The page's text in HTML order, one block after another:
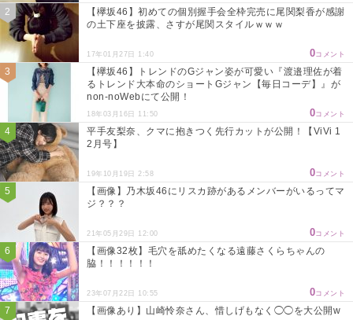
【欅坂46】初めての個別握手会全枠完売に尾関梨香が感謝
の土下座を披露、さすが尾関スタイルｗｗｗ
17年01月27日 1:40 0コメント
【欅坂46】トレンドのGジャン姿が可愛い『渡邉理佐が着
るトレンド大本命のショートGジャン【毎日コーデ】』が
non-noWebにて公開！
18年03月16日 11:50 0コメント
平手友梨奈、クマに抱きつく先行カットが公開！【ViVi 1
2月号】
19年10月19日 2:58 0コメント
【画像】乃木坂46にリスカ跡があるメンバーがいるってマ
ジ？？？
21年05月29日 12:00 0コメント
【画像32枚】毛穴を舐めたくなる遠藤さくらちゃんの
脇！！！！！！
23年07月22日 10:55 0コメント
【画像あり】山崎怜奈さん、惜しげもなく◯◯を大公開w